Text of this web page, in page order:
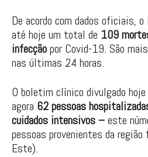
De acordo com dados oficiais,
até hoje um total de 109
infecçãopor Covid-19. São
nas últimas 24 horas.
O boletim clínico divulgado hoje
agora 62 pessoas
cuidados intensivos –este
pessoas provenientes da região
Este).